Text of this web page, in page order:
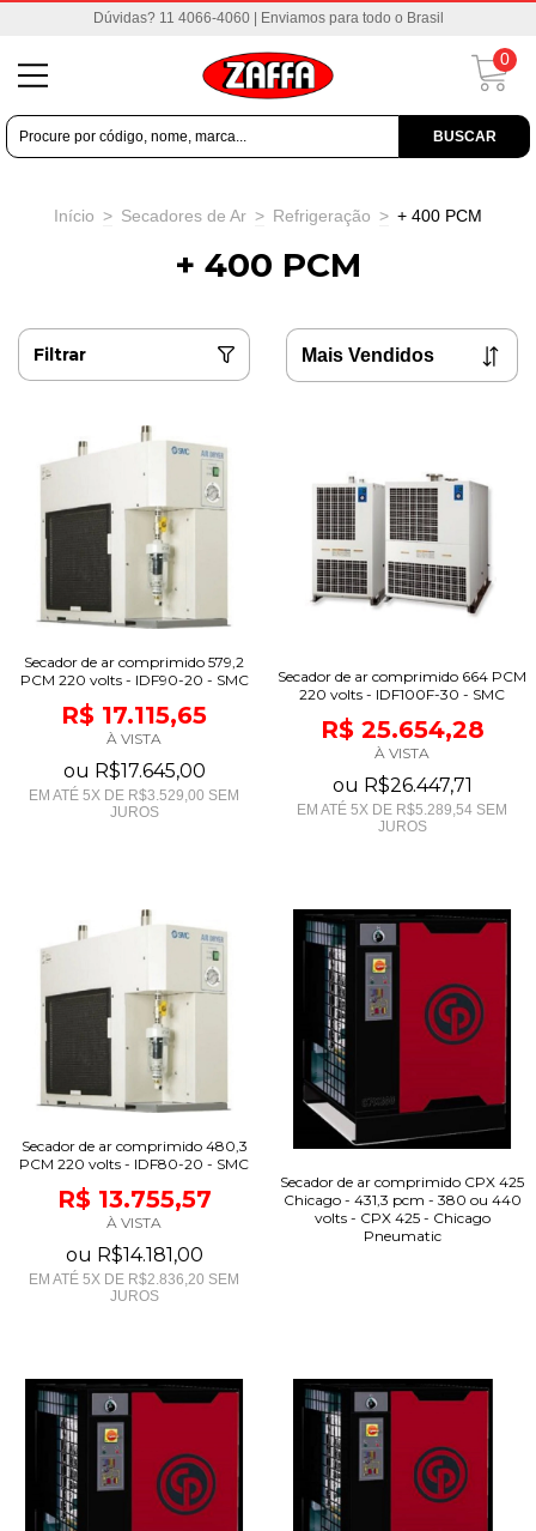
Dúvidas? 11 4066-4060 | Enviamos para todo o Brasil
BUSCAR
0
Início > Secadores de Ar > Refrigeração > + 400 PCM
+ 400 PCM
Filtrar
Secador de ar comprimido 579,2
PCM 220 volts - IDF90-20 - SMC
R$ 17.115,65
À VISTA
ou R$17.645,00
EM ATÉ 5X DE R$3.529,00 SEM
JUROS
Secador de ar comprimido 664 PCM
220 volts - IDF100F-30 - SMC
R$ 25.654,28
À VISTA
ou R$26.447,71
EM ATÉ 5X DE R$5.289,54 SEM
JUROS
Secador de ar comprimido 480,3
PCM 220 volts - IDF80-20 - SMC
R$ 13.755,57
À VISTA
ou R$14.181,00
EM ATÉ 5X DE R$2.836,20 SEM
JUROS
Secador de ar comprimido CPX 425
Chicago - 431,3 pcm - 380 ou 440
volts - CPX 425 - Chicago
Pneumatic